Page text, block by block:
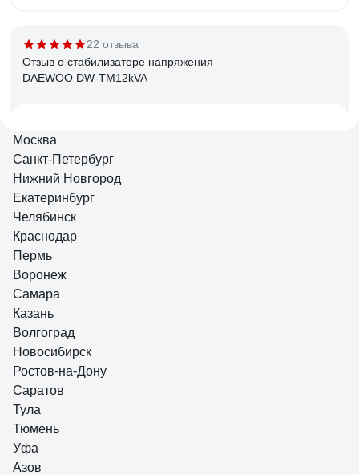
22 отзыва
Отзыв о стабилизаторе напряжения
DAEWOO DW-TM12kVA
аккуратный внешний вид, крепление на стену, есть
Байпас
Отзыв о Стабилизатор напряжения SmartWatt
AVR SERVO 20000SF
Сергей
Как владелец частного дома с ужасными перепадами
напряжения (иногда падает до 160В), долго искал
надежное решение. Рекомендую.
Москва
Санкт-Петербург
Нижний Новгород
Екатеринбург
Челябинск
Краснодар
Пермь
Воронеж
Самара
Казань
Волгоград
Новосибирск
Ростов-на-Дону
Саратов
Тула
Тюмень
Уфа
Азов